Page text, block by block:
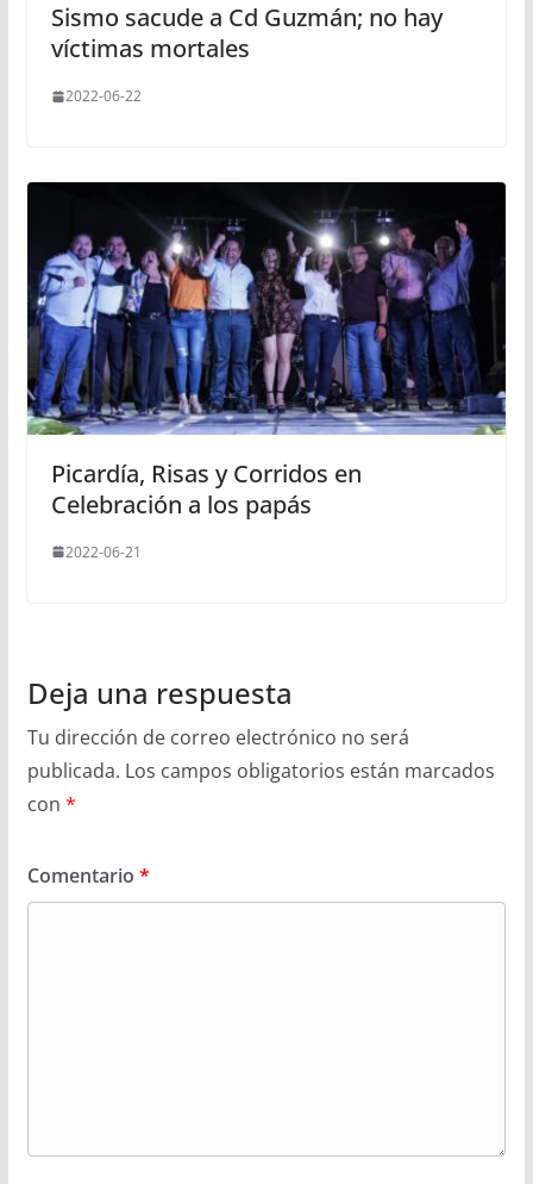
Sismo sacude a Cd Guzmán; no hay
víctimas mortales
2022-06-22
Picardía, Risas y Corridos en
Celebración a los papás
2022-06-21
Deja una respuesta
Tu dirección de correo electrónico no será
publicada. Los campos obligatorios están marcados
con *
Comentario *